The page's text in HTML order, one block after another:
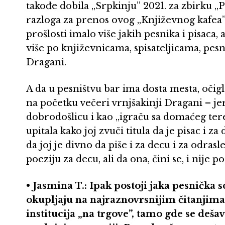
takođe dobila „Srpkinju” 2021. za zbirku
razloga za prenos ovog „Književnog
prošlosti imalo više jakih pesnika i pisaca,
više po književnicama, spisateljicama,
Dragani.
A da u pesništvu bar ima dosta mesta,
na početku večeri vrnjšakinji Dragani –
dobrodošlicu i kao „igraču sa domaćeg
upitala kako joj zvuči titula da je pisac i
da joj je divno da piše i za decu i za
poeziju za decu, ali da ona, čini se, i nije
• Jasmina T.: Ipak postoji jaka pesnička
okupljaju na najraznovrsnijim
institucija „na trgove”, tamo gde se